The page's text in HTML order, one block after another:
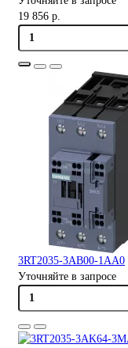
19 856 р.
3RT2035-3AB00-1AA0
Уточняйте в запросе